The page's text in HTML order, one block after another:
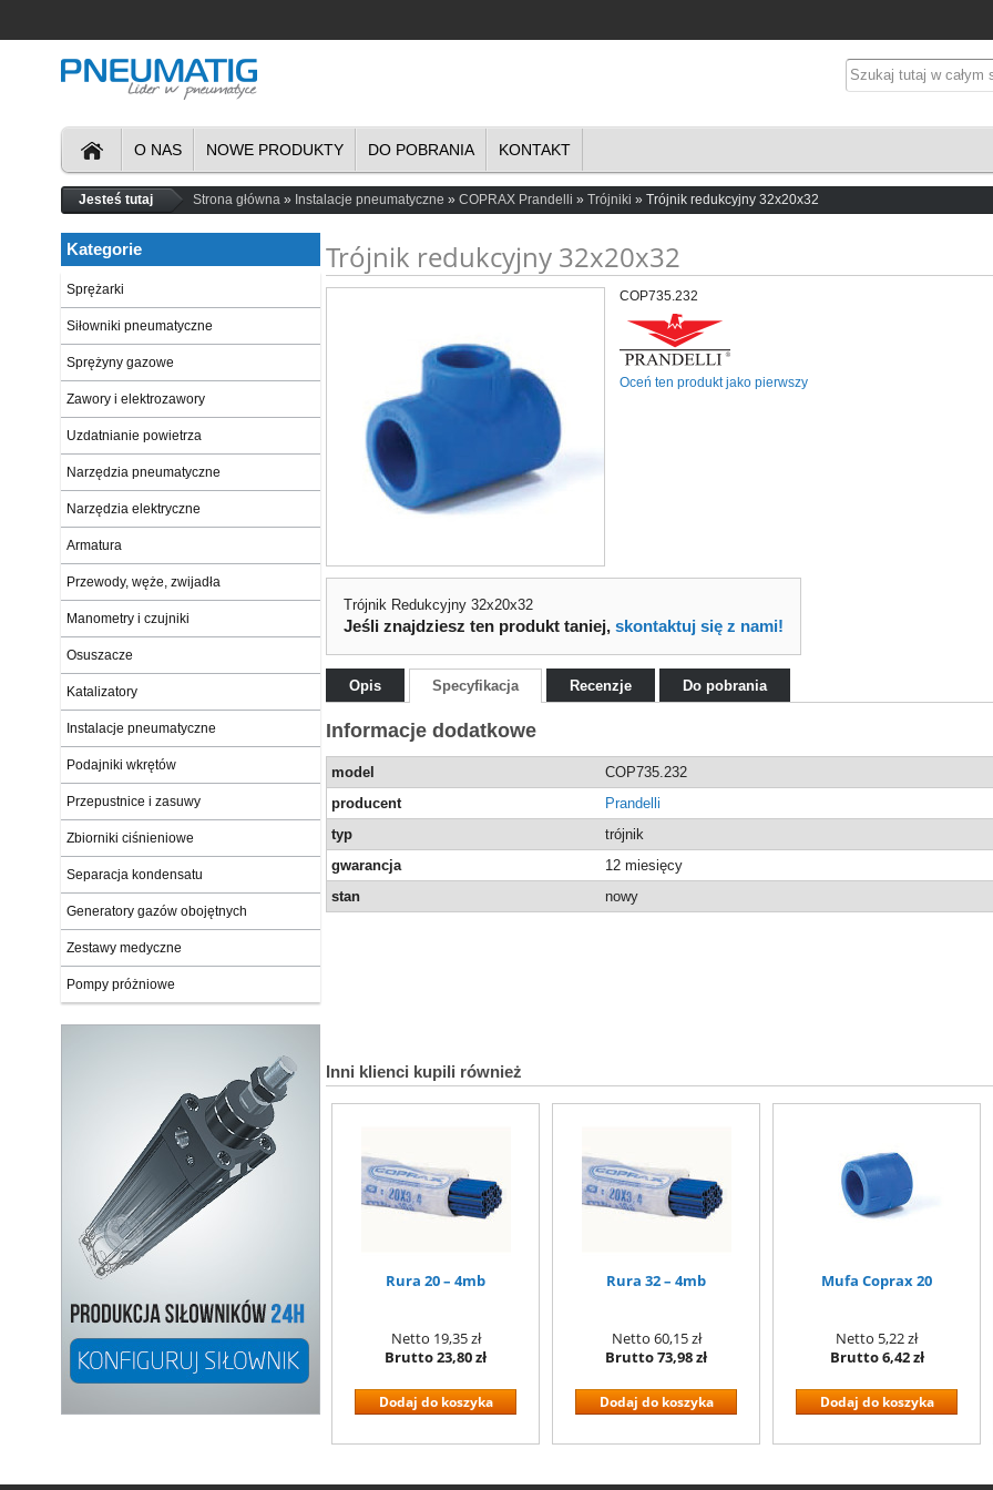
O NAS NOWE PRODUKTY DO POBRANIA KONTAKT
Jesteś tutaj Strona główna Instalacje pneumatyczne COPRAX Prandelli Trójniki Trójnik redukcyjny 32x20x32
Trójnik redukcyjny 32x20x32
COP735.232
Oceń ten produkt jako pierwszy
Trójnik Redukcyjny 32x20x32
Jeśli znajdziesz ten produkt taniej,skontaktuj się z nami!
Opis Specyfikacja Recenzje Do pobrania
Informacje dodatkowe
model
COP735.232
producent
Prandelli
typ
trójnik
gwarancja
12 miesięcy
stan
nowy
Inni klienci kupili również
Rura 20 – 4mb
Netto 19,35 zł
Brutto23,80 zł
Dodaj do koszyka
Rura 32 – 4mb
Netto 60,15 zł
Brutto73,98 zł
Dodaj do koszyka
Mufa Coprax 20
Netto 5,22 zł
Brutto6,42 zł
Dodaj do koszyka
Kategorie
Sprężarki
Siłowniki pneumatyczne
Sprężyny gazowe
Zawory i elektrozawory
Uzdatnianie powietrza
Narzędzia pneumatyczne
Narzędzia elektryczne
Armatura
Przewody, węże, zwijadła
Manometry i czujniki
Osuszacze
Katalizatory
Instalacje pneumatyczne
Podajniki wkrętów
Przepustnice i zasuwy
Zbiorniki ciśnieniowe
Separacja kondensatu
Generatory gazów obojętnych
Zestawy medyczne
Pompy próżniowe